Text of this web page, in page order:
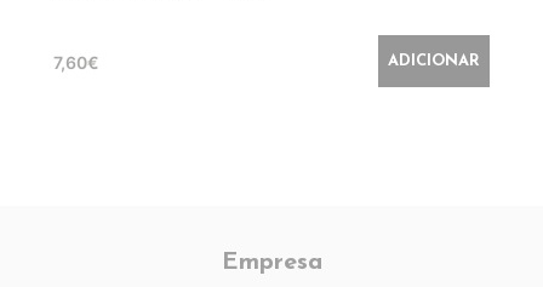
7,60€ ADICIONAR
Empresa